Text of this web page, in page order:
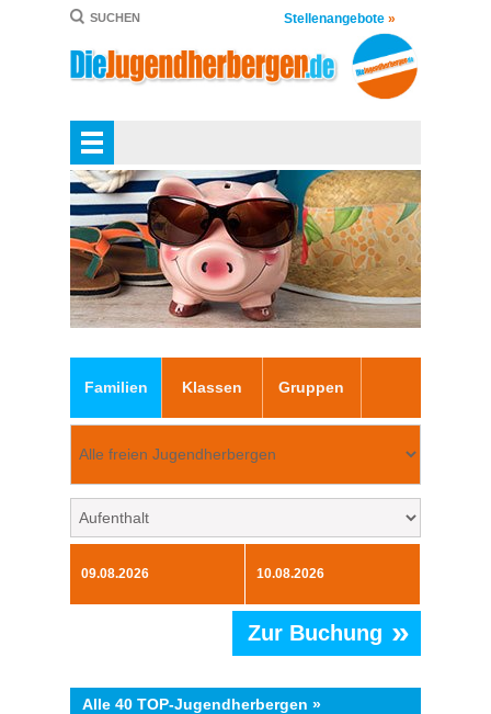
SUCHEN Stellenangebote »
Familien Klassen Gruppen
Zur Buchung »
Alle 40 TOP-Jugendherbergen »